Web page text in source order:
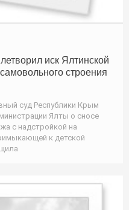
иск Ялтинской
строения
суд Республики Крым
Ялты о сносе
с надстройкой на
к детской